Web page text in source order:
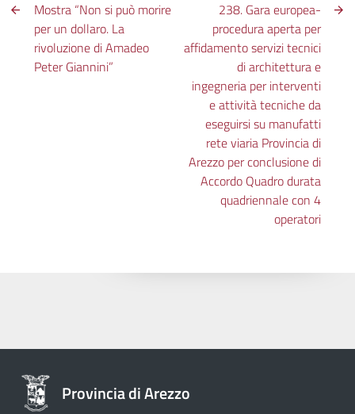
Mostra “Non si può morire
per un dollaro. La
rivoluzione di Amadeo
Peter Giannini”
238. Gara europea-
procedura aperta per
affidamento servizi tecnici
di architettura e
ingegneria per interventi
e attività tecniche da
eseguirsi su manufatti
rete viaria Provincia di
Arezzo per conclusione di
Accordo Quadro durata
quadriennale con 4
operatori
Provincia di Arezzo